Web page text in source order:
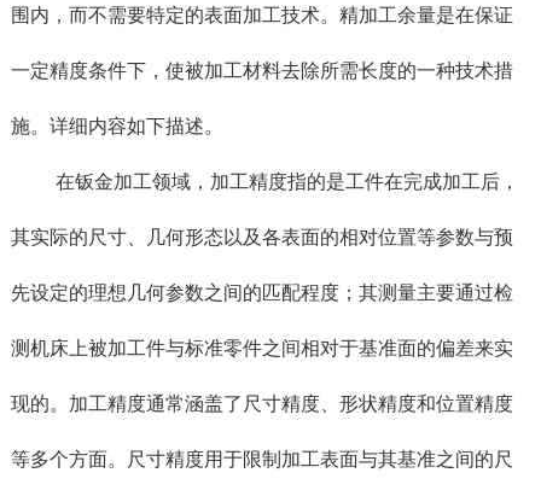
围内，而不需要特定的表面加工技术。精加工余量是在保证
一定精度条件下，使被加工材料去除所需长度的一种技术措
施。详细内容如下描述。
在钣金加工领域，加工精度指的是工件在完成加工后，
其实际的尺寸、几何形态以及各表面的相对位置等参数与预
先设定的理想几何参数之间的匹配程度；其测量主要通过检
测机床上被加工件与标准零件之间相对于基准面的偏差来实
现的。加工精度通常涵盖了尺寸精度、形状精度和位置精度
等多个方面。尺寸精度用于限制加工表面与其基准之间的尺